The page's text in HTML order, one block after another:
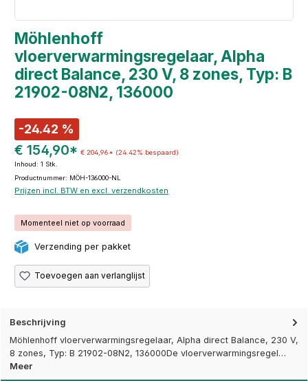
Möhlenhoff
vloerverwarmingsregelaar, Alpha
direct Balance, 230 V, 8 zones, Typ: B
21902-08N2, 136000
-24.42 %
€ 154,90* € 204,96* (24.42% bespaard)
Inhoud: 1 Stk.
Productnummer: MÖH-136000-NL
Prijzen incl. BTW en excl. verzendkosten
Momenteel niet op voorraad
Verzending per pakket
Toevoegen aan verlanglijst
Beschrijving
Möhlenhoff vloerverwarmingsregelaar, Alpha direct Balance, 230 V,
8 zones, Typ: B 21902-08N2, 136000De vloerverwarmingsregel…
Meer